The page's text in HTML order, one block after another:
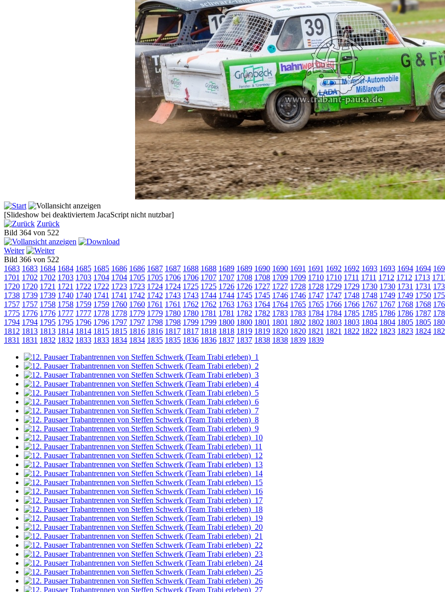
[Slideshow bei deaktiviertem JacaScript nicht nutzbar]
Zurück
Bild 364 von 522
Weiter
Bild 366 von 522
1683 1683 1684 1684 1685 1685 1686 1686 1687 1687 1688 1688 1689 1689 1690 1690 1691 1691 1692 1692 1693 1693 1694 1694
1701 1702 1702 1703 1703 1704 1704 1705 1705 1706 1706 1707 1707 1708 1708 1709 1709 1710 1710 1711 1711 1712 1712 1713
1720 1720 1721 1721 1722 1722 1723 1723 1724 1724 1725 1725 1726 1726 1727 1727 1728 1728 1729 1729 1730 1730 1731 1731
1738 1739 1739 1740 1740 1741 1741 1742 1742 1743 1743 1744 1744 1745 1745 1746 1746 1747 1747 1748 1748 1749 1749 1750
1757 1757 1758 1758 1759 1759 1760 1760 1761 1761 1762 1762 1763 1763 1764 1764 1765 1765 1766 1766 1767 1767 1768 1768
1775 1776 1776 1777 1777 1778 1778 1779 1779 1780 1780 1781 1781 1782 1782 1783 1783 1784 1784 1785 1785 1786 1786 1787
1794 1794 1795 1795 1796 1796 1797 1797 1798 1798 1799 1799 1800 1800 1801 1801 1802 1802 1803 1803 1804 1804 1805 1805
1812 1813 1813 1814 1814 1815 1815 1816 1816 1817 1817 1818 1818 1819 1819 1820 1820 1821 1821 1822 1822 1823 1823 1824
1831 1831 1832 1832 1833 1833 1834 1834 1835 1835 1836 1836 1837 1837 1838 1838 1839 1839